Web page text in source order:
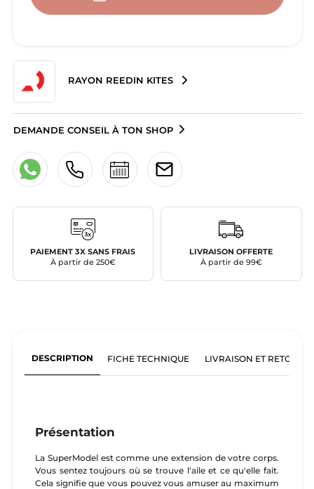
RAYON REEDIN KITES
DEMANDE CONSEIL À TON SHOP
PAIEMENT 3X SANS FRAIS
À partir de 250€
LIVRAISON OFFERTE
À partir de 99€
DESCRIPTION FICHE TECHNIQUE LIVRAISON ET RETOURS
Présentation
La SuperModel est comme une extension de votre corps.
Vous sentez toujours où se trouve l'aile et ce qu'elle fait.
Cela signifie que vous pouvez vous amuser au maximum